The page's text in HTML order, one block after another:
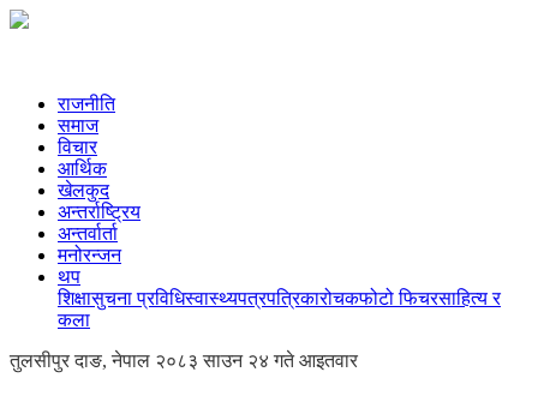
राजनीति
समाज
विचार
आर्थिक
खेलकुद
अन्तर्राष्ट्रिय
अन्तर्वार्ता
मनोरन्जन
थप
शिक्षासुचना प्रविधिस्वास्थ्यपत्रपत्रिकारोचकफोटो फिचरसाहित्य र
कला
तुलसीपुर दाङ, नेपाल २०८३ साउन २४ गते आइतवार